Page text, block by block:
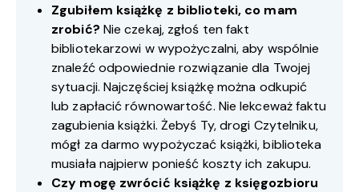
Zgubiłem książkę z biblioteki, co mam
zrobić? Nie czekaj, zgłoś ten fakt
bibliotekarzowi w wypożyczalni, aby wspólnie
znaleźć odpowiednie rozwiązanie dla Twojej
sytuacji. Najczęściej książkę można odkupić
lub zapłacić równowartość. Nie lekceważ faktu
zagubienia książki. Żebyś Ty, drogi Czytelniku,
mógł za darmo wypożyczać książki, biblioteka
musiała najpierw ponieść koszty ich zakupu.
Czy mogę zwrócić książkę z księgozbioru